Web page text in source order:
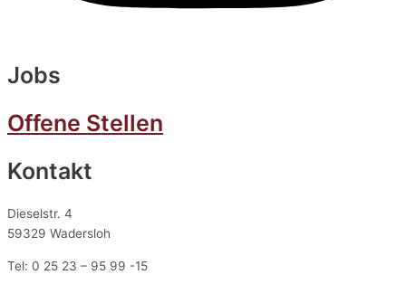
Jobs
Offene Stellen
Kontakt
Dieselstr. 4
59329 Wadersloh
Tel: 0 25 23 – 95 99 -15